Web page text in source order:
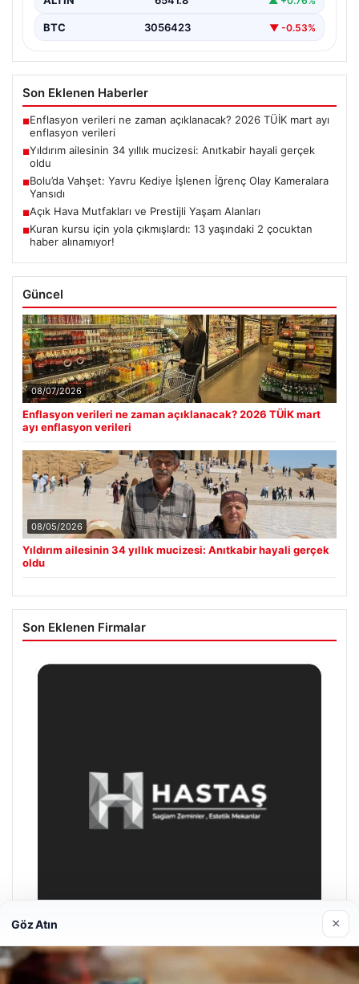
BTC 3056423 ▼ -0.53%
Son Eklenen Haberler
■Enflasyon verileri ne zaman açıklanacak? 2026 TÜİK mart ayı
enflasyon verileri
■Yıldırım ailesinin 34 yıllık mucizesi: Anıtkabir hayali gerçek
oldu
■Bolu’da Vahşet: Yavru Kediye İşlenen İğrenç Olay Kameralara
Yansıdı
■Açık Hava Mutfakları ve Prestijli Yaşam Alanları
■Kuran kursu için yola çıkmışlardı: 13 yaşındaki 2 çocuktan
haber alınamıyor!
Güncel
08/07/2026
Enflasyon verileri ne zaman açıklanacak? 2026 TÜİK mart
ayı enflasyon verileri
08/05/2026
Yıldırım ailesinin 34 yıllık mucizesi: Anıtkabir hayali gerçek
oldu
Son Eklenen Firmalar
Prenses Night Club
Göz Atın ×